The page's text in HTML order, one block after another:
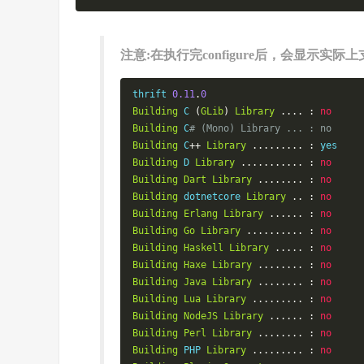
注意:在执行完configure后，会显示实际上
thrift 0.11.0
Building C (GLib) Library .... :
no
Building C# (Mono) Library ... : no
Building C++ Library ......... :
Building D Library ........... :
no
Building
Dart Library ........ :
no
Building dotnetcore Library .. :
no
Building
Erlang Library ...... :
no
Building Go Library .......... :
no
Building
Haskell Library ..... :
no
Building
Haxe Library ........ :
no
Building Java Library ........ :
no
Building
Lua Library ......... :
no
Building
NodeJS Library ...... :
no
Building
Perl Library ........ :
no
Building PHP Library ......... :
no